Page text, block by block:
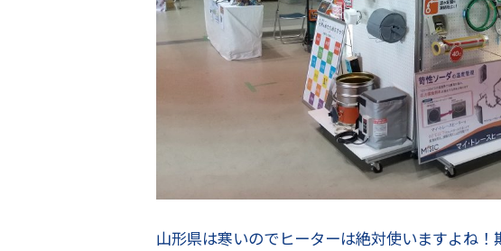
山形県は寒いのでヒーターは絶対使いますよね！